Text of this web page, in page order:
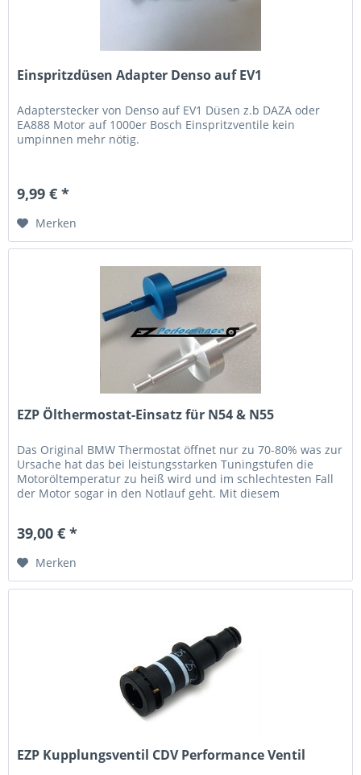
Einspritzdüsen Adapter Denso auf EV1
Adapterstecker von Denso auf EV1 Düsen z.b DAZA oder
EA888 Motor auf 1000er Bosch Einspritzventile kein
umpinnen mehr nötig.
9,99 € *
Merken
EZP Ölthermostat-Einsatz für N54 & N55
Das Original BMW Thermostat öffnet nur zu 70-80% was zur
Ursache hat das bei leistungsstarken Tuningstufen die
Motoröltemperatur zu heiß wird und im schlechtesten Fall
der Motor sogar in den Notlauf geht. Mit diesem
39,00 € *
Merken
EZP Kupplungsventil CDV Performance Ventil